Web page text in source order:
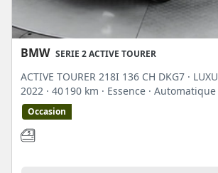
BMW SERIE 2 ACTIVE TOURER
ACTIVE TOURER 218I 136 CH DKG7 ·
2022 · 40 190 km · Essence · Automatique
Occasion